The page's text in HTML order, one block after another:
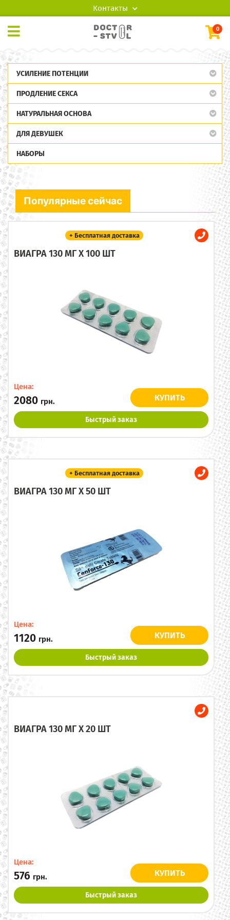
Контакты
0
УСИЛЕНИЕ ПОТЕНЦИИ
ПРОДЛЕНИЕ СЕКСА
НАТУРАЛЬНАЯ ОСНОВА
ДЛЯ ДЕВУШЕК
НАБОРЫ
Популярные сейчас
+ Бесплатная доставка
ВИАГРА 130 МГ X 100 ШТ
Цена:
2080 грн. КУПИТЬ
Быстрый заказ
+ Бесплатная доставка
ВИАГРА 130 МГ X 50 ШТ
Цена:
1120 грн. КУПИТЬ
Быстрый заказ
ВИАГРА 130 МГ X 20 ШТ
Цена:
576 грн. КУПИТЬ
Быстрый заказ